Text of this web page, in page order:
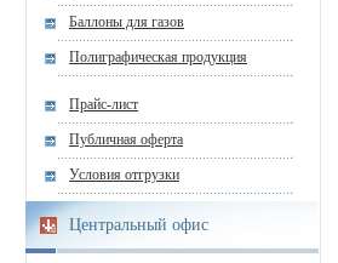
Баллоны для газов
Полиграфическая продукция
Прайс-лист
Публичная оферта
Условия отгрузки
Центральный офис